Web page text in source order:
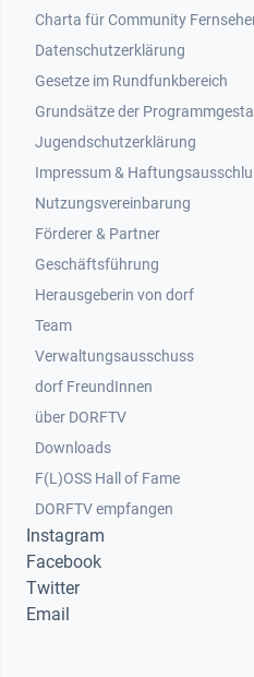
Footer 1
Charta für Community
Datenschutzerklärung
Gesetze im Rundfunkbereich
Grundsätze der
Jugendschutzerklärung
Impressum &
Nutzungsvereinbarung
Footer 2
Förderer & Partner
Geschäftsführung
Herausgeberin von dorf
Team
Verwaltungsausschuss
dorf FreundInnen
Footer 3
über DORFTV
Downloads
F(L)OSS Hall of Fame
Footer 4
DORFTV empfangen
Instagram
Facebook
Twitter
Email